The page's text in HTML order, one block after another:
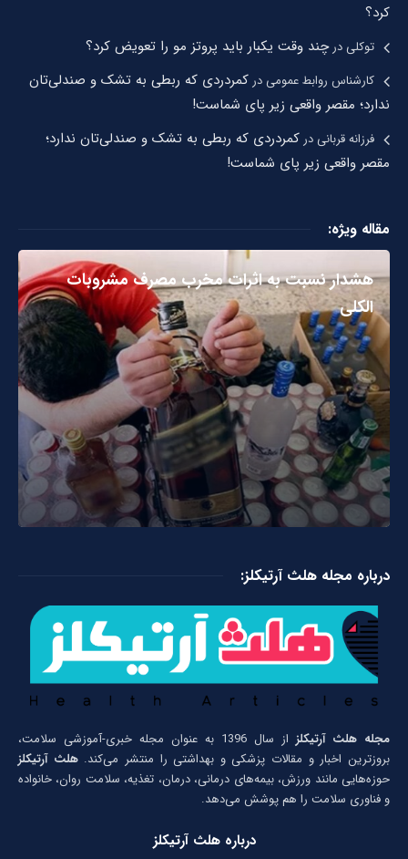
کرد؟
توکلیدرچند وقت یکبار باید پروتز مو را تعویض کرد؟
کارشناس روابط عمومیدر کمردردی که ربطی به تشک و صندلی‌تان
ندارد؛ مقصر واقعی زیر پای شماست!
فرزانه قربانیدر کمردردی که ربطی به تشک و صندلی‌تان ندارد؛
مقصر واقعی زیر پای شماست!
مقاله ویژه:
هشدار نسبت به اثرات مخرب مصرف مشروبات
الکلی
درباره مجله هلث آرتیکلز:
مجله هلث آرتیکلز
از سال 1396 به عنوان مجله خبری-آموزشی سلامت،
بروزترین اخبار و مقالات پزشکی و بهداشتی را منتشر می‌کند.هلث آرتیکلز
حوزه‌هایی مانند ورزش، بیمه‌های درمانی، درمان، تغذیه، سلامت روان، خانواده
و فناوری سلامت را هم پوشش می‌دهد.
درباره هلث آرتیکلز